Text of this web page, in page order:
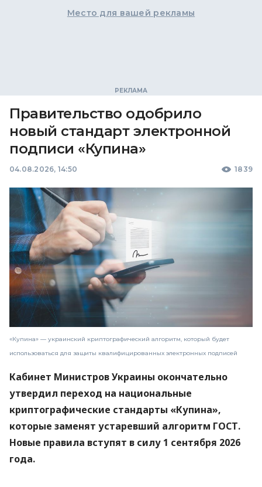
Место для вашей рекламы
Правительство одобрило
новый стандарт электронной
подписи «Купина»
04.08.2026, 14:50 1839
«Купина» — украинский криптографический алгоритм, который будет
использоваться для защиты квалифицированных электронных подписей
Кабинет Министров Украины окончательно
утвердил переход на национальные
криптографические стандарты «Купина»,
которые заменят устаревший алгоритм ГОСТ.
Новые правила вступят в силу 1 сентября 2026
года.